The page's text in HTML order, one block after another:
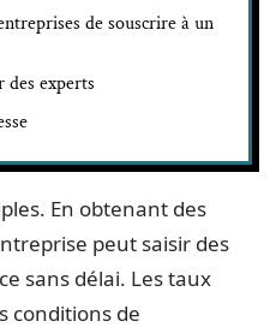
de souscrire à un
des experts
En obtenant des
peut saisir des
sans délai. Les taux
conditions de